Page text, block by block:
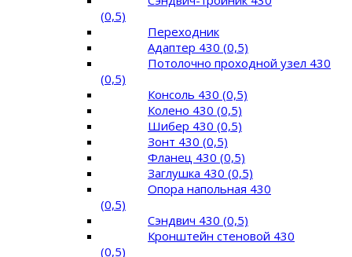
(0,5)
Переходник
Адаптер 430 (0,5)
Потолочно проходной узел 430
(0,5)
Консоль 430 (0,5)
Колено 430 (0,5)
Шибер 430 (0,5)
Зонт 430 (0,5)
Фланец 430 (0,5)
Заглушка 430 (0,5)
Опора напольная 430
(0,5)
Сэндвич 430 (0,5)
Кронштейн стеновой 430
(0,5)